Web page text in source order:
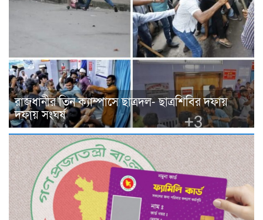
রাজধানীর তিন ক্যাম্পাসে ছাত্রদল- ছাত্রশিবির দফায়
দফায় সংঘর্ষ